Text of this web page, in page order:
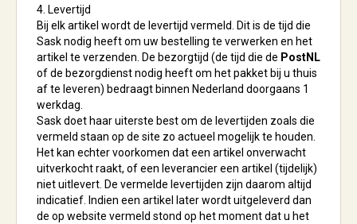
4. Levertijd
Bij elk artikel wordt de levertijd vermeld. Dit is de tijd die
Sask nodig heeft om uw bestelling te verwerken en het
artikel te verzenden. De bezorgtijd (de tijd die de PostNL
of de bezorgdienst nodig heeft om het pakket bij u thuis
af te leveren) bedraagt binnen Nederland doorgaans 1
werkdag.
Sask doet haar uiterste best om de levertijden zoals die
vermeld staan op de site zo actueel mogelijk te houden.
Het kan echter voorkomen dat een artikel onverwacht
uitverkocht raakt, of een leverancier een artikel (tijdelijk)
niet uitlevert. De vermelde levertijden zijn daarom altijd
indicatief. Indien een artikel later wordt uitgeleverd dan
de op website vermeld stond op het moment dat u het